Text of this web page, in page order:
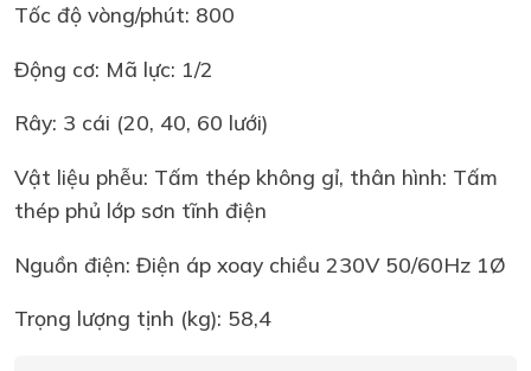
Tốc độ vòng/phút: 800
Động cơ: Mã lực: 1/2
Rây: 3 cái (20, 40, 60 lưới)
Vật liệu phễu: Tấm thép không gỉ, thân hình: Tấm
thép phủ lớp sơn tĩnh điện
Nguồn điện: Điện áp xoay chiều 230V 50/60Hz 1Ø
Trọng lượng tịnh (kg): 58,4